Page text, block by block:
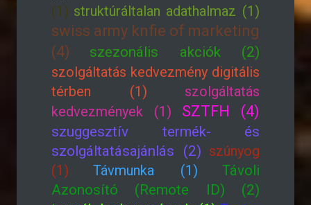
(1) struktúráltalan adathalmaz (1)
swiss army knfie of marketing
(4)
szezonális akciók (2)
szolgáltatás kedvezmény digitális
térben (1)
szolgáltatás
kedvezmények (1)
SZTFH (4)
szuggesztív termék- és
szolgáltatásajánlás (2) szúnyog
(1)
Távmunka (1)
Távoli
Azonosító (Remote ID) (2)